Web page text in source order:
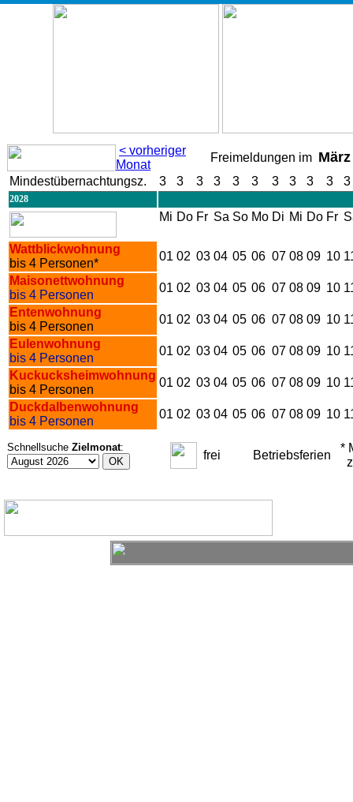
< vorheriger
Monat
Freimeldungen im März
Mindestübernachtungsz.
3 3 3 3 3 3 3 3 3 3 3
2028
Mi Do Fr Sa So Mo Di Mi Do Fr
Wattblickwohnung
bis 4 Personen*
01 02 03 04 05 06 07 08 09 10
Maisonettwohnung
bis 4 Personen
01 02 03 04 05 06 07 08 09 10
Entenwohnung
bis 4 Personen
01 02 03 04 05 06 07 08 09 10
Eulenwohnung
bis 4 Personen
01 02 03 04 05 06 07 08 09 10
Kuckucksheimwohnung
bis 4 Personen
01 02 03 04 05 06 07 08 09 10
Duckdalbenwohnung
bis 4 Personen
01 02 03 04 05 06 07 08 09 10
Schnellsuche Zielmonat:
frei Betriebsferien
*